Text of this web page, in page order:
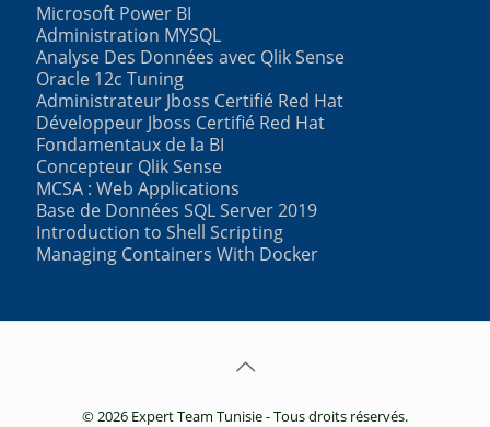
Microsoft Power BI
Administration MYSQL
Analyse Des Données avec Qlik Sense
Oracle 12c Tuning
Administrateur Jboss Certifié Red Hat
Développeur Jboss Certifié Red Hat
Fondamentaux de la BI
Concepteur Qlik Sense
MCSA : Web Applications
Base de Données SQL Server 2019
Introduction to Shell Scripting
Managing Containers With Docker
© 2026 Expert Team Tunisie - Tous droits réservés.